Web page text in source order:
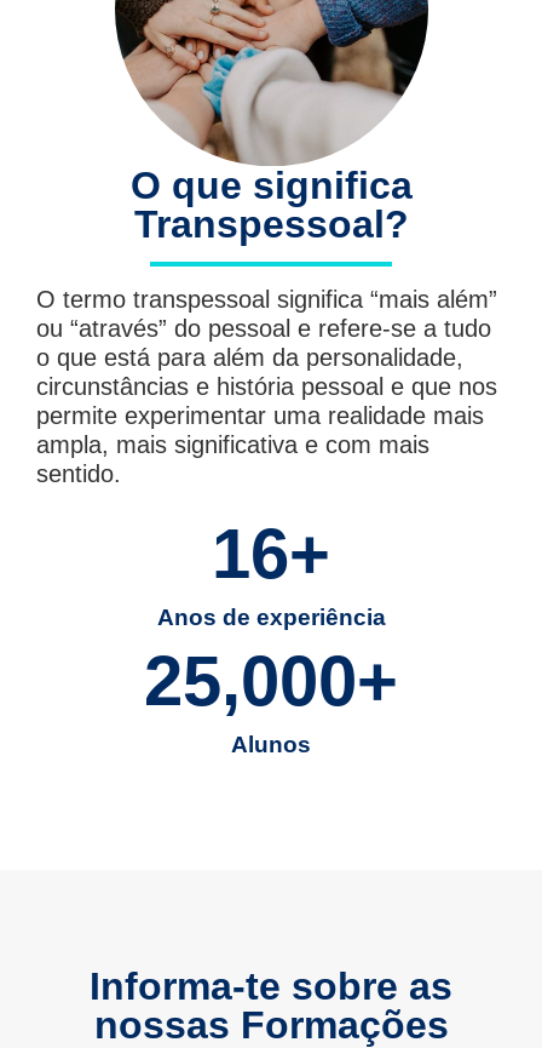
O que significa
Transpessoal?
O termo transpessoal significa “mais além”
ou “através” do pessoal e refere-se a tudo
o que está para além da personalidade,
circunstâncias e história pessoal e que nos
permite experimentar uma realidade mais
ampla, mais significativa e com mais
sentido.
Anos de experiência
16+
Alunos
25,000+
Informa-te sobre as
nossas Formações